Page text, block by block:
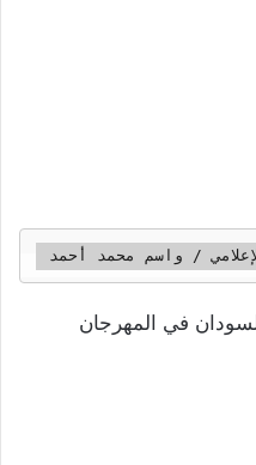
/ واسم محمد أحمد
في المهرجان